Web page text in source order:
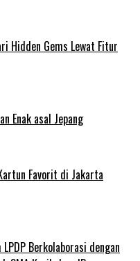
Hidden Gems Lewat Fitur
Enak asal Jepang
Favorit di Jakarta
Berkolaborasi dengan